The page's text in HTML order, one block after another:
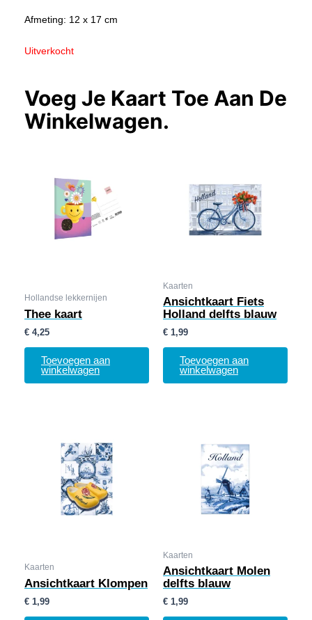
Afmeting: 12 x 17 cm
Uitverkocht
Voeg Je Kaart Toe Aan De
Winkelwagen.
Hollandse lekkernijen
Thee kaart
€ 4,25
Toevoegen aan
winkelwagen
Kaarten
Ansichtkaart Fiets
Holland delfts blauw
€ 1,99
Toevoegen aan
winkelwagen
Kaarten
Ansichtkaart Klompen
€ 1,99
Kaarten
Ansichtkaart Molen
delfts blauw
€ 1,99